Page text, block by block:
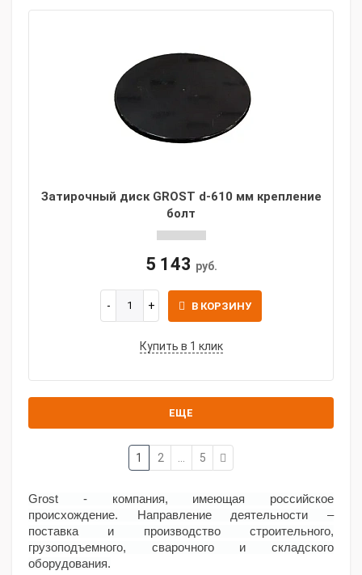
Затирочный диск GROST d-610 мм крепление
болт
5 143 руб.
В КОРЗИНУ
Купить в 1 клик
ЕЩЕ
1 2 5
Grost - компания, имеющая российское
происхождение. Направление деятельности –
поставка и производство строительного,
грузоподъемного, сварочного и складского
оборудования.